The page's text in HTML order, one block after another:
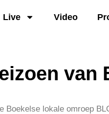
Live Video
van
Boekelse lokale omroep